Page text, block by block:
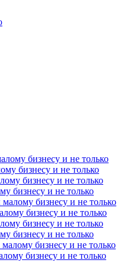
бизнесу и не только
бизнесу и не только
бизнесу и не только
бизнесу и не только
бизнесу и не только